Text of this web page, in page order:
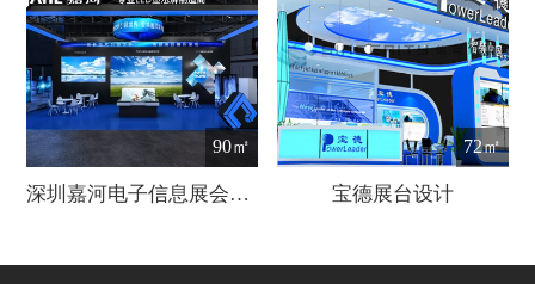
90㎡
深圳嘉河电子信息展会设计
72㎡
宝德展台设计